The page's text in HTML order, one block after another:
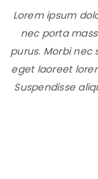
Lorem ipsum
nec porta
purus. Morbi nec
eget laoreet
Suspendisse